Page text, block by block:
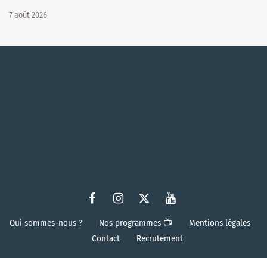
7 août 2026
Qui sommes-nous ? Nos programmes 📺
Mentions légales
Contact
Recrutement